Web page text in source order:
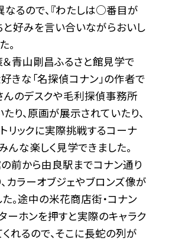
るので、『わたしは○番目が
と好みを言い合いながらおいし
。
青山剛昌ふるさと館見学で
きな「名探偵コナン」の作者で
んのデスクや毛利探偵事務所
り、原画が展示されていたり、
リックに実際挑戦するコーナ
んな楽しく見学できました。
前から由良駅までコナン通り
カラーオブジェやブロンズ像が
。途中の米花商店街・コナン
ーホンを押すと実際のキャラク
れるので、そこに長蛇の列が